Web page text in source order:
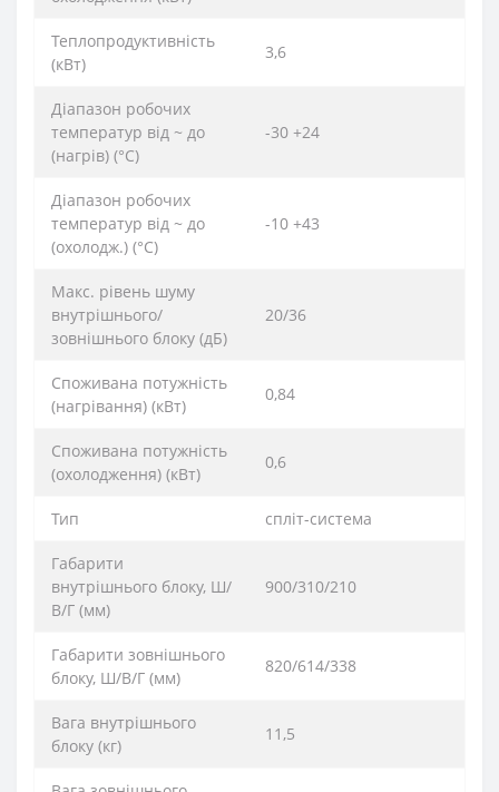
Теплопродуктивність
(кВт)
3,6
Діапазон робочих
температур від ~ до
(нагрів) (°C)
-30 +24
Діапазон робочих
температур від ~ до
(охолодж.) (°C)
-10 +43
Макс. рівень шуму
внутрішнього/
зовнішнього блоку (дБ)
20/36
Споживана потужність
(нагрівання) (кВт)
0,84
Споживана потужність
(охолодження) (кВт)
0,6
Тип спліт-система
Габарити
внутрішнього блоку, Ш/
В/Г (мм)
900/310/210
Габарити зовнішнього
блоку, Ш/В/Г (мм)
820/614/338
Вага внутрішнього
блоку (кг)
11,5